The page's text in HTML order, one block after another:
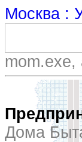
Москва :
mom.exe,
Дома